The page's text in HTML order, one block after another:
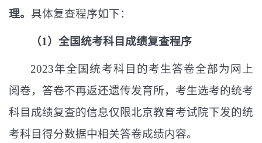
理。 具体复查程序如下：
（1 ）全国统考科目成绩复查程序
2023年全国统考科目的考生答卷全部为网上
阅卷，答卷不再返还遗传发育所，考生选考的统考
科目成绩复查的信息仅限北京教育考试院下发的统
考科目得分数据中相关答卷成绩内容。